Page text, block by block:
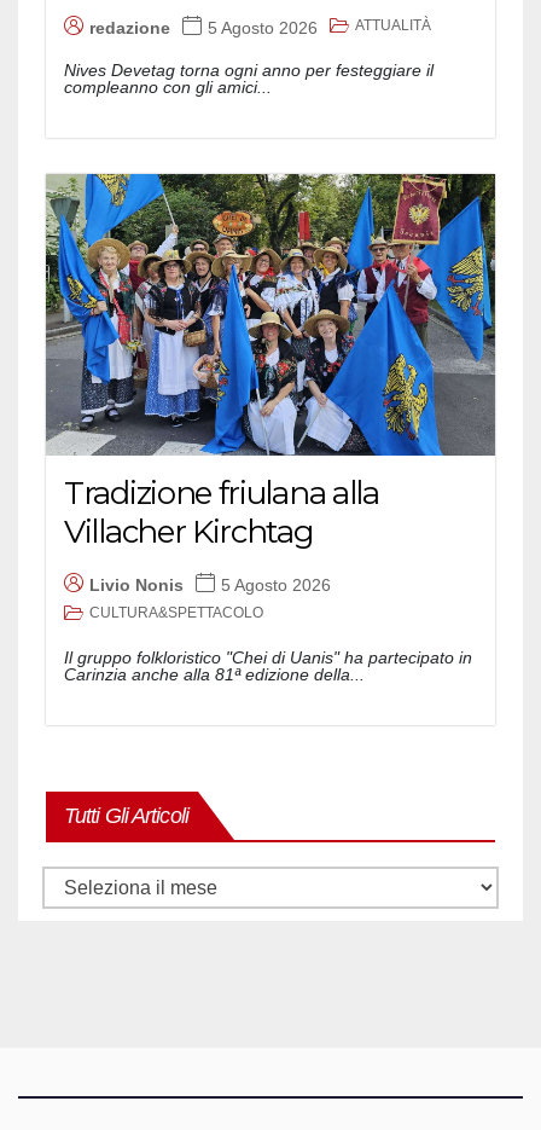
redazione 5 Agosto 2026 ATTUALITÀ
Nives Devetag torna ogni anno per festeggiare il
compleanno con gli amici...
Tradizione friulana alla
Villacher Kirchtag
Livio Nonis 5 Agosto 2026
CULTURA&SPETTACOLO
Il gruppo folkloristico "Chei di Uanis" ha partecipato in
Carinzia anche alla 81ª edizione della...
Tutti Gli Articoli
Tutti